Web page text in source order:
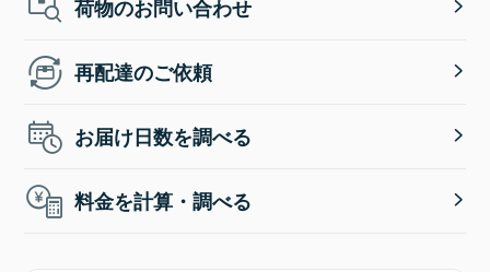
荷物のお問い合わせ
再配達のご依頼
お届け日数を調べる
料金を計算・調べる